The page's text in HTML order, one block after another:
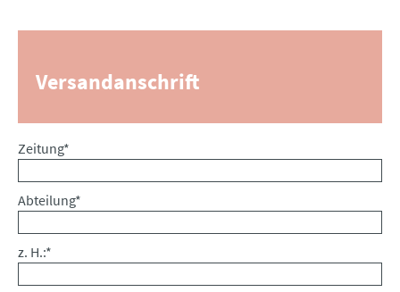
Versandanschrift
Pflichtfeld
Zeitung*
Pflichtfeld
Abteilung*
Pflichtfeld
z. H.:*